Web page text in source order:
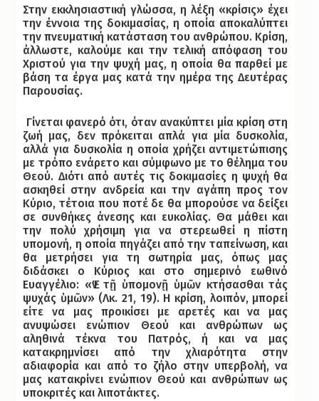
Στην εκκλησιαστική γλώσσα, η λέξη «κρίσις» έχει
την έννοια της δοκιμασίας, η οποία αποκαλύπτει
την πνευματική κατάσταση του ανθρώπου. Κρίση,
άλλωστε, καλούμε και την τελική απόφαση του
Χριστού για την ψυχή μας, η οποία θα παρθεί με
βάση τα έργα μας κατά την ημέρα της Δευτέρας
Παρουσίας.
Γίνεται φανερό ότι, όταν ανακύπτει μία κρίση στη
ζωή μας, δεν πρόκειται απλά για μία δυσκολία,
αλλά για δυσκολία η οποία χρήζει αντιμετώπισης
με τρόπο ενάρετο και σύμφωνο με το θέλημα του
Θεού. Διότι από αυτές τις δοκιμασίες η ψυχή θα
ασκηθεί στην ανδρεία και την αγάπη προς τον
Κύριο, τέτοια που ποτέ δε θα μπορούσε να δείξει
σε συνθήκες άνεσης και ευκολίας. Θα μάθει και
την πολύ χρήσιμη για να στερεωθεί η πίστη
υπομονή, η οποία πηγάζει από την ταπείνωση, και
θα μετρήσει για τη σωτηρία μας, όπως μας
διδάσκει ο Κύριος και στο σημερινό εωθινό
Ευαγγέλιο: «Ἐν τῇ ὑπομονῇ ὑμῶν κτήσασθαι τάς
ψυχάς ὑμῶν» (Λκ. 21, 19). Η κρίση, λοιπόν, μπορεί
είτε να μας προικίσει με αρετές και να μας
ανυψώσει ενώπιον Θεού και ανθρώπων ως
αληθινά τέκνα του Πατρός, ή και να μας
κατακρημνίσει από την χλιαρότητα στην
αδιαφορία και από το ζήλο στην υπερβολή, να
μας κατακρίνει ενώπιον Θεού και ανθρώπων ως
υποκριτές και λιποτάκτες.